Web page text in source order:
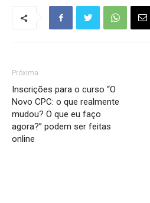
Próxima
Inscrições para o curso “O
Novo CPC: o que realmente
mudou? O que eu faço
agora?” podem ser feitas
online